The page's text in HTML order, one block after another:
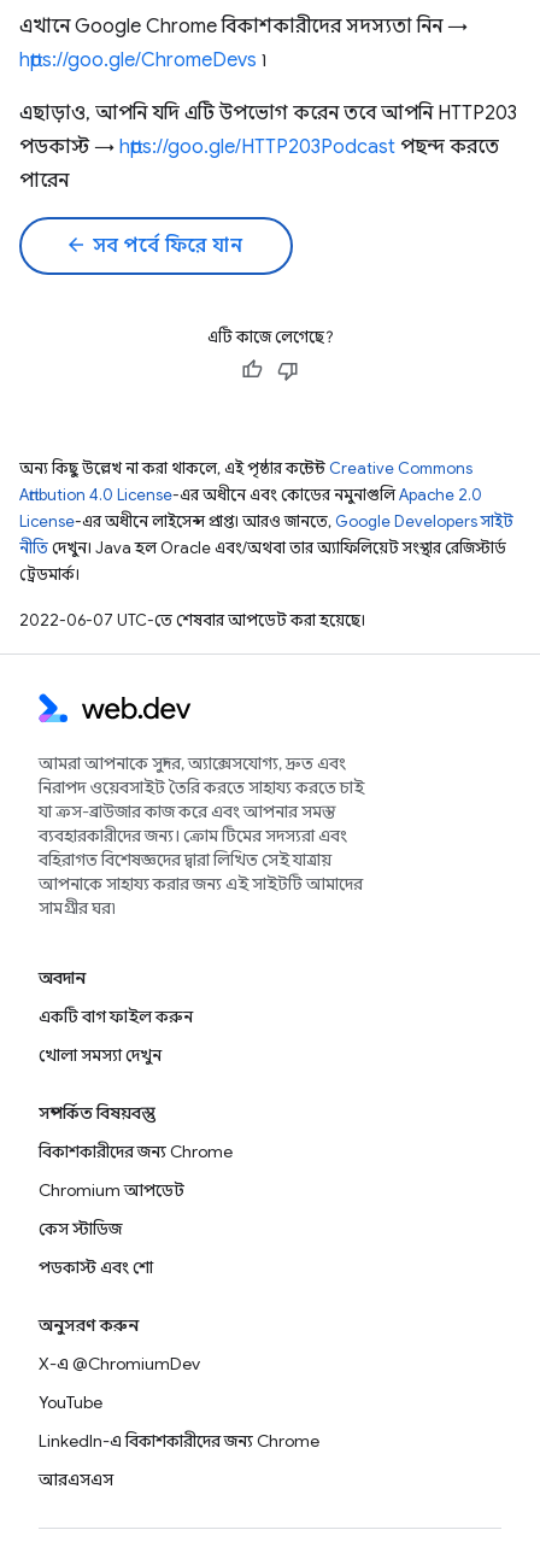
এখানে Google Chrome বিকাশকারীদের সদস্যতা নিন →
https://goo.gle/ChromeDevs ৷
এছাড়াও, আপনি যদি এটি উপভোগ করেন তবে আপনি HTTP203
পডকাস্ট → https://goo.gle/HTTP203Podcast পছন্দ করতে
পারেন
arrow_back সব পর্বে ফিরে যান
এটি কাজে লেগেছে?
অন্য কিছু উল্লেখ না করা থাকলে, এই পৃষ্ঠার কন্টেন্ট Creative Commons
Attribution 4.0 License-এর অধীনে এবং কোডের নমুনাগুলিApache 2.0
License-এর অধীনে লাইসেন্স প্রাপ্ত। আরও জানতে, Google Developers সাইট
নীতিদেখুন। Java হল Oracle এবং/অথবা তার অ্যাফিলিয়েট সংস্থার রেজিস্টার্ড
ট্রেডমার্ক।
2022-06-07 UTC-তে শেষবার আপডেট করা হয়েছে।
আমরা আপনাকে সুন্দর, অ্যাক্সেসযোগ্য, দ্রুত এবং
নিরাপদ ওয়েবসাইট তৈরি করতে সাহায্য করতে চাই
যা ক্রস-ব্রাউজার কাজ করে এবং আপনার সমস্ত
ব্যবহারকারীদের জন্য। ক্রোম টিমের সদস্যরা এবং
বহিরাগত বিশেষজ্ঞদের দ্বারা লিখিত সেই যাত্রায়
আপনাকে সাহায্য করার জন্য এই সাইটটি আমাদের
সামগ্রীর ঘর৷
অবদান
একটি বাগ ফাইল করুন
খোলা সমস্যা দেখুন
সম্পর্কিত বিষয়বস্তু
বিকাশকারীদের জন্য Chrome
Chromium আপডেট
কেস স্টাডিজ
পডকাস্ট এবং শো
অনুসরণ করুন
X-এ @ChromiumDev
YouTube
LinkedIn-এ বিকাশকারীদের জন্য Chrome
আরএসএস